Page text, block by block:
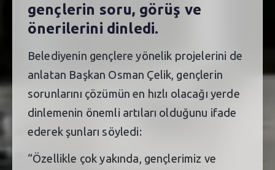
gençlerin soru, görüş ve
önerilerini dinledi.
Belediyenin gençlere yönelik projelerini de
anlatan Başkan Osman Çelik, gençlerin
sorunlarını çözümün en hızlı olacağı yerde
dinlemenin önemli artıları olduğunu ifade
ederek şunları söyledi:
“Özellikle çok yakında, gençlerimiz ve